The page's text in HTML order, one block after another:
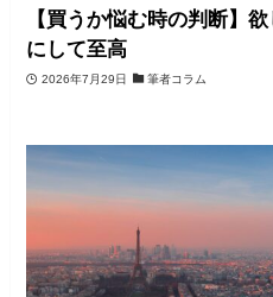
【買うか悩む時の判断】
にして至高
2026年7月29日 筆者コラム